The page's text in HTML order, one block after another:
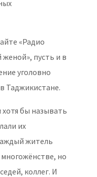
«Радио
пусть и в
уголовно
Таджикистане.
бы называть
их
житель
но
коллег. И